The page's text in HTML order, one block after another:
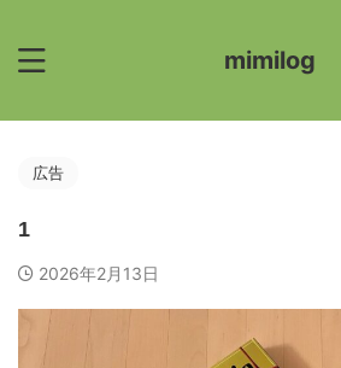
mimilog
広告
1
2026年2月13日